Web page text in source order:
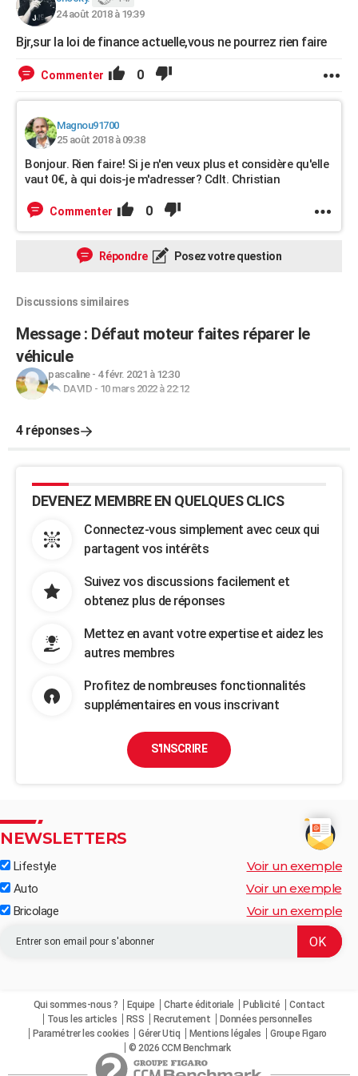
24 août 2018 à 19:39
Bjr,sur la loi de finance actuelle,vous ne pourrez rien faire
Commenter 0
Magnou91700
25 août 2018 à 09:38
Bonjour. Rien faire! Si je n'en veux plus et considère qu'elle
vaut 0€, à qui dois-je m'adresser? Cdlt. Christian
Commenter 0
Répondre Posez votre question
Discussions similaires
Message : Défaut moteur faites réparer le
véhicule
pascaline- 4 févr. 2021 à 12:30
DAVID - 10 mars 2022 à 22:12
4 réponses
DEVENEZ MEMBRE EN QUELQUES CLICS
Connectez-vous simplement avec ceux qui
partagent vos intérêts
Suivez vos discussions facilement et
obtenez plus de réponses
Mettez en avant votre expertise et aidez les
autres membres
Profitez de nombreuses fonctionnalités
supplémentaires en vous inscrivant
S'INSCRIRE
NEWSLETTERS
Lifestyle Voir un exemple
Auto Voir un exemple
Bricolage Voir un exemple
Qui sommes-nous ? Equipe Charte éditoriale Publicité
Contact
Tous les articles
RSS Recrutement
Données personnelles
Paramétrer les cookies
Gérer Utiq Mentions légales
Groupe Figaro
© 2026 CCM Benchmark